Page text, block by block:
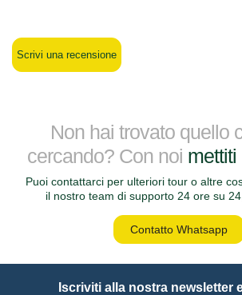
Scrivi una recensione
Non hai trovato quello
cercando? Con noi mettiti
Puoi contattarci per ulteriori tour o altre
il nostro team di supporto 24 ore su
Contatto Whatsapp
Iscriviti alla nostra newsletter